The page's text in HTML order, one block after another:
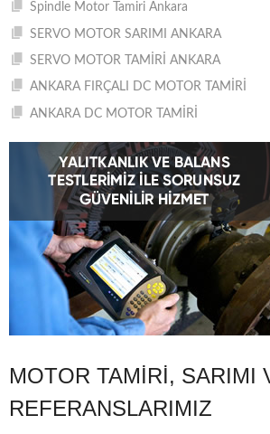
Spindle Motor Tamiri Ankara
SERVO MOTOR SARIMI ANKARA
SERVO MOTOR TAMİRİ ANKARA
ANKARA FIRÇALI DC MOTOR TAMİRİ
ANKARA DC MOTOR TAMİRİ
MOTOR TAMIRI, SARIMI
REFERANSLARIMIZ